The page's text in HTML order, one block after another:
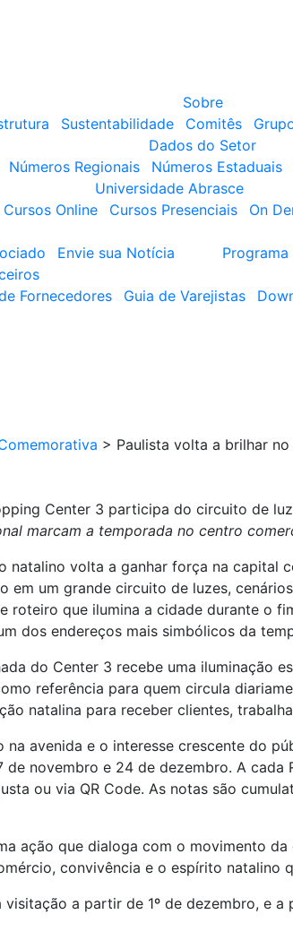
Sobre
Sustentabilidade Comitês
Dados do Setor
Números Regionais Números Estaduais
Universidade Abrasce
Cursos Online Cursos Presenciais On
Envie sua Notícia
Fornecedores Guia de Varejistas
> Paulista volta a brilhar
Center 3 participa do circuito de
marcam a temporada no centro
natalino volta a ganhar força na capital
em um grande circuito de luzes,
roteiro que ilumina a cidade durante o
dos endereços mais simbólicos da
do Center 3 recebe uma iluminação
referência para quem circula
natalina para receber clientes,
avenida e o interesse crescente do
novembro e 24 de dezembro. A
ou via QR Code. As notas são
ação que dialoga com o movimento
convivência e o espírito natalino
a partir de 1º de dezembro, e